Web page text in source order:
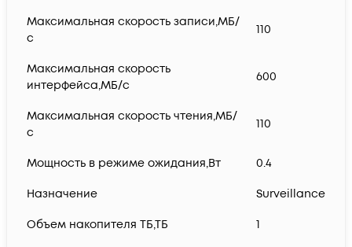
Максимальная скорость записи,МБ/
с
110
Максимальная скорость
интерфейса,МБ/с
600
Максимальная скорость чтения,МБ/
с
110
Мощность в режиме ожидания,Вт 0.4
Назначение Surveillance
Объем накопителя ТБ,ТБ 1